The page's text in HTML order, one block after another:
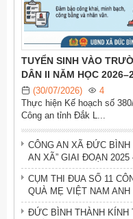
TUYỂN SINH VÀO
DÂN II NĂM HỌC
(30/07/2026)
4
Thực hiện Kế hoạch số
Công an tỉnh Đắk L...
CÔNG AN XÃ ĐỨC BÌNH
AN XÃ” GIAI ĐOẠN 2025
CỤM THI ĐUA SỐ 11
QUÀ MẸ VIỆT NAM ANH
ĐỨC BÌNH THÀNH KÍNH